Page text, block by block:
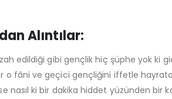
Alıntılar:
edildiği gibi gençlik hiç şüphe yok
o fâni ve geçici gençliğini iffetle
nasıl ki bir dakika hiddet yüzünden bir